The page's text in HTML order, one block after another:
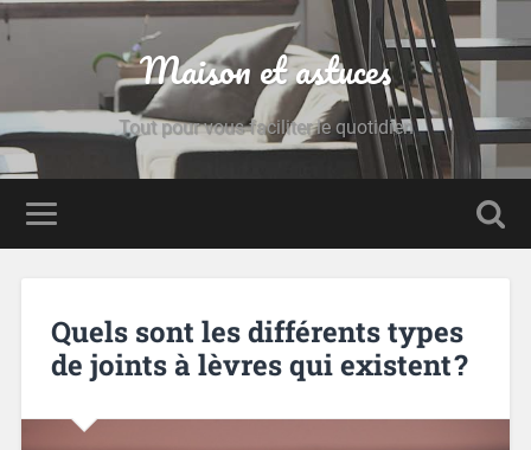
Maison et astuces
Tout pour vous faciliter le quotidien
Quels sont les différents types
de joints à lèvres qui existent ?